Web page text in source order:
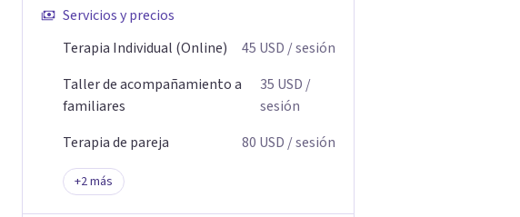
Servicios y precios
Terapia Individual (Online)
45 USD / sesión
Taller de acompañamiento a
familiares
35 USD /
sesión
Terapia de pareja
80 USD / sesión
+2más